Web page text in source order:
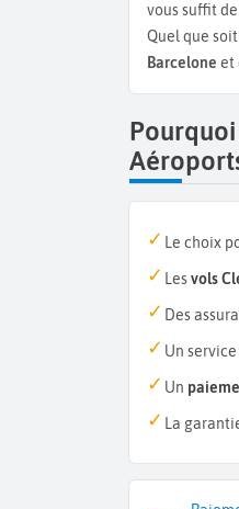
vous suffit
Quel que
Barcelone et
Le choix
Lesvols
Des
Un
Un
La